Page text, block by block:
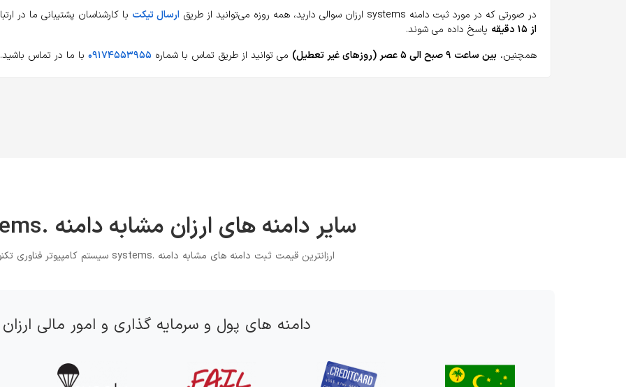
در صورتی که در مورد ثبت دامنه systems ارزان سوالی دارید، همه روزه می‌توانید از طریق ارسال تیکت با کارشناسان پشتیبانی ما در
از ۱۵ دقیقه
پاسخ داده می شوند.
همچنین، بین ساعت ۹ صبح الی ۵ عصر (روزهای غیر تعطیل) می توانید از طریق تماس با شماره ۰۹۱۷۴۵۵۳۹۵۵ با ما در تماس باشید.
سایر دامنه های ارزان مشابه دامنه .systems
ارزانترین قیمت ثبت دامنه های مشابه دامنه .systems سیستم کامپیوتر فناوری تکنولوژی
دامنه های پول و سرمایه گذاری و امور مالی ارزان